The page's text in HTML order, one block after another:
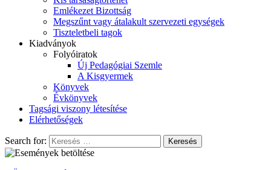
Emlékezet Bizottság
Megszűnt vagy átalakult szervezeti egységek
Tiszteletbeli tagok
Kiadványok
Folyóiratok
Új Pedagógiai Szemle
A Kisgyermek
Könyvek
Évkönyvek
Tagsági viszony létesítése
Elérhetőségek
Search for: